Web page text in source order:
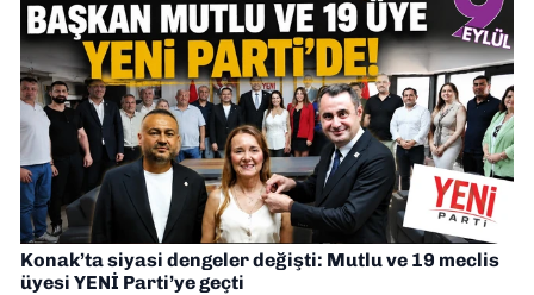
Konak’ta siyasi dengeler değişti: Mutlu ve 19 meclis
üyesi YENİ Parti’ye geçti